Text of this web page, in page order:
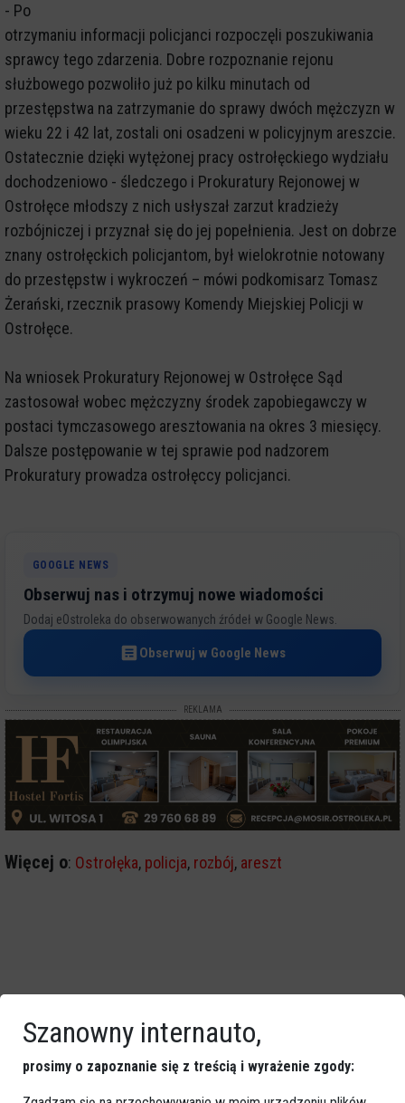
- Po
otrzymaniu informacji policjanci rozpoczęli poszukiwania
sprawcy tego zdarzenia. Dobre rozpoznanie rejonu
służbowego pozwoliło już po kilku minutach od
przestępstwa na zatrzymanie do sprawy dwóch mężczyzn w
wieku 22 i 42 lat, zostali oni osadzeni w policyjnym areszcie.
Ostatecznie dzięki wytężonej pracy ostrołęckiego wydziału
dochodzeniowo - śledczego i Prokuratury Rejonowej w
Ostrołęce młodszy z nich usłyszał zarzut kradzieży
rozbójniczej i przyznał się do jej popełnienia. Jest on dobrze
znany ostrołęckich policjantom, był wielokrotnie notowany
do przestępstw i wykroczeń – mówi podkomisarz Tomasz
Żerański, rzecznik prasowy Komendy Miejskiej Policji w
Ostrołęce.
Na wniosek Prokuratury Rejonowej w Ostrołęce Sąd
zastosował wobec mężczyzny środek zapobiegawczy w
postaci tymczasowego aresztowania na okres 3 miesięcy.
Dalsze postępowanie w tej sprawie pod nadzorem
Prokuratury prowadza ostrołęccy policjanci.
GOOGLE NEWS
Obserwuj nas i otrzymuj nowe wiadomości
Dodaj eOstroleka do obserwowanych źródeł w Google News.
Obserwuj w Google News
REKLAMA
Więcej o: Ostrołęka, policja, rozbój, areszt
Szanowny internauto,
prosimy o zapoznanie się z treścią i wyrażenie zgody: